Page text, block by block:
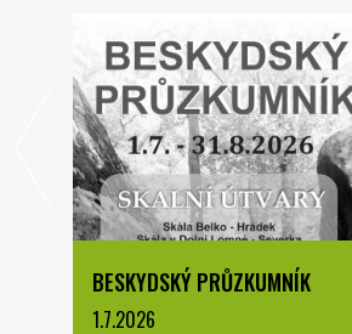
BESKYDSKÝ PRŮZKUMNÍK
1.7.2026